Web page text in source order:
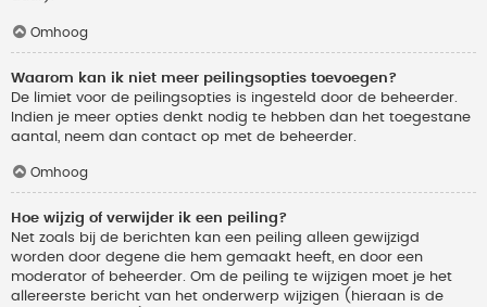
Omhoog
Waarom kan ik niet meer peilingsopties toevoegen?
De limiet voor de peilingsopties is ingesteld door de beheerder.
Indien je meer opties denkt nodig te hebben dan het toegestane
aantal, neem dan contact op met de beheerder.
Omhoog
Hoe wijzig of verwijder ik een peiling?
Net zoals bij de berichten kan een peiling alleen gewijzigd
worden door degene die hem gemaakt heeft, en door een
moderator of beheerder. Om de peiling te wijzigen moet je het
allereerste bericht van het onderwerp wijzigen (hieraan is de